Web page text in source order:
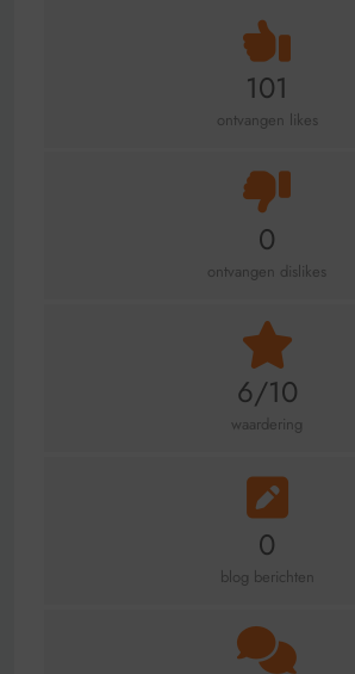
101
ontvangen likes
0
ontvangen dislikes
6/10
waardering
0
blog berichten